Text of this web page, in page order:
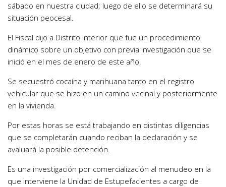
sábado en nuestra ciudad; luego de ello se determinará su
situación peocesal.
El Fiscal dijo a Distrito Interior que fue un procedimiento
dinámico sobre un objetivo con previa investigación que se
inició en el mes de enero de este año.
Se secuestró cocaína y marihuana tanto en el registro
vehicular que se hizo en un camino vecinal y posteriormente
en la vivienda.
Por estas horas se está trabajando en distintas diligencias
que se completarán cuando reciban la declaración y se
avaluará la posible detención.
Es una investigación por comercialización al menudeo en la
que interviene la Unidad de Estupefacientes a cargo de